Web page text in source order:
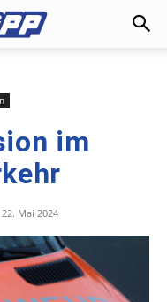
im
22. Mai 2024